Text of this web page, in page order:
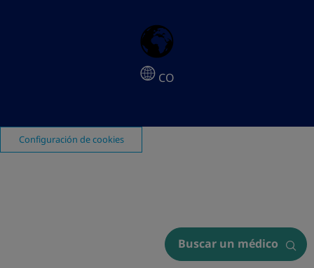
Buscar un médico
CO
Configuración de cookies